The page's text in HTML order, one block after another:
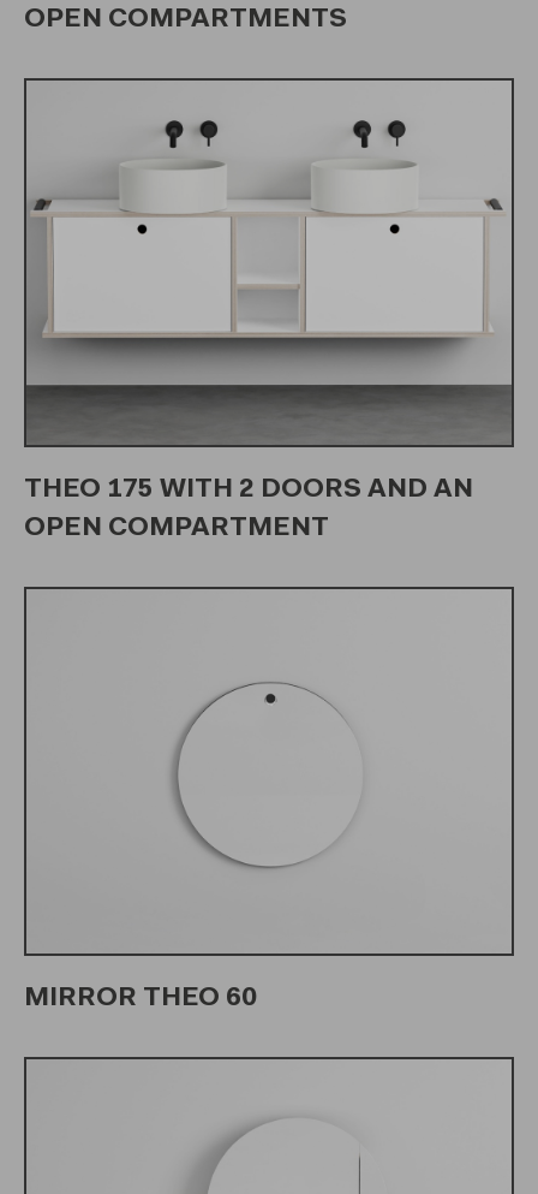
OPEN COMPARTMENTS
THEO 175 WITH 2 DOORS AND AN
OPEN COMPARTMENT
MIRROR THEO 60